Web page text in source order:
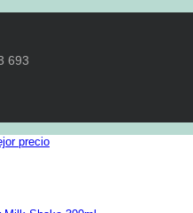
693